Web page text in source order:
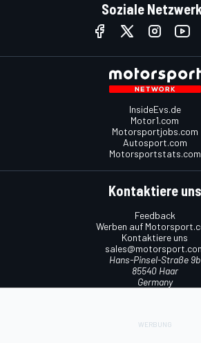
Soziale
InsideEvs.de
Motor1.com
Motorsportjobs.com
Autosport.com
Motorsportstats.com
Kontaktiere uns
Feedback
Werben auf
Kontaktiere uns
Hans-Pinsel-Straße 9b
85540 Haar
Germany
Utiq verwalten